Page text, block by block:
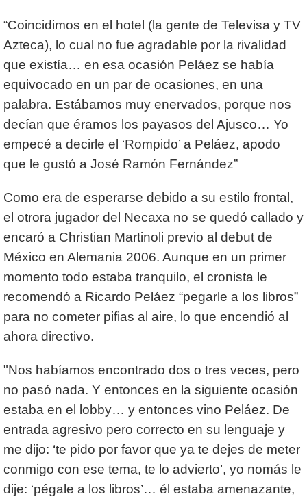
“Coincidimos en el hotel (la gente de Televisa y TV
Azteca), lo cual no fue agradable por la rivalidad
que existía… en esa ocasión Peláez se había
equivocado en un par de ocasiones, en una
palabra. Estábamos muy enervados, porque nos
decían que éramos los payasos del Ajusco… Yo
empecé a decirle el ‘Rompido’ a Peláez, apodo
que le gustó a José Ramón Fernández”
Como era de esperarse debido a su estilo frontal,
el otrora jugador del Necaxa no se quedó callado y
encaró a Christian Martinoli previo al debut de
México en Alemania 2006. Aunque en un primer
momento todo estaba tranquilo, el cronista le
recomendó a Ricardo Peláez “pegarle a los libros”
para no cometer pifias al aire, lo que encendió al
ahora directivo.
"Nos habíamos encontrado dos o tres veces, pero
no pasó nada. Y entonces en la siguiente ocasión
estaba en el lobby… y entonces vino Peláez. De
entrada agresivo pero correcto en su lenguaje y
me dijo: ‘te pido por favor que ya te dejes de meter
conmigo con ese tema, te lo advierto’, yo nomás le
dije: ‘pégale a los libros’… él estaba amenazante,